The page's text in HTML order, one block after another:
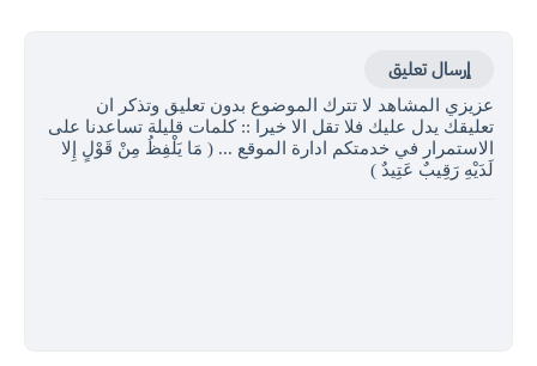
إرسال تعليق
عزيزي المشاهد لا تترك الموضوع بدون تعليق وتذكر ان
تعليقك يدل عليك فلا تقل الا خيرا :: كلمات قليلة تساعدنا على
الاستمرار في خدمتكم ادارة الموقع ... ( مَا يَلْفِظُ مِنْ قَوْلٍ إِلا
لَدَيْهِ رَقِيبٌ عَتِيدٌ )